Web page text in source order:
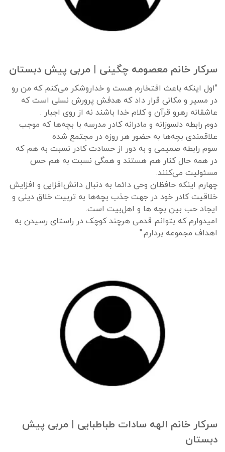
سرکار خانم معصومه چگینی | مربی پیش دبستان
"اول اینکه باعث افتخارم هست و خداروشکر می‌کنم که من رو
در مسیر و مکانی قرار داد که هدفش پرورش نسلی است که
عاشقانه رهرو قرآن و کلام خدا باشند نه از روی اجبار .
دوم رابطه دلسوزانه و مادرانه کادر مدرسه با بچه‌ها که موجب
علاقمندی بچه‌ها به حضور هر روزه در مجتمع شده
سوم رابطه صمیمی و به دور از حسادت کادر نسبت به هم که
در همه حال کنار هم هستند و همگی نسبت به هم حس
مسئولیت می‌کنند.
چهارم اینکه حافظان وحی دائما به دنبال دانش‌افزایی و افزایش
خلاقیت کادر خود در جهت جذب بچه‌ها به تربیت خلاق دینی و
ایجاد حب بین بچه ها و اهل‌بیت است.
امیدوارم که بتوانم قدمی هرچند کوچک در راستای رسیدن به
اهداف مجموعه بردارم."
سرکار خانم الهه سادات طباطبایی | مربی پیش
دبستان